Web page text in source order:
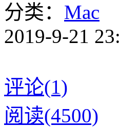
分类： Mac
2019-9-21
评论(1)
阅读(4500)